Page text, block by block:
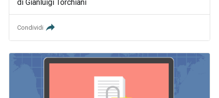
di Gianluigi Torchiani
Condividi